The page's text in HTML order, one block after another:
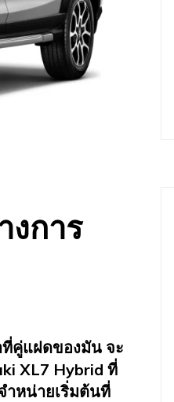
งการ
ที่คู่แฝดของมัน จะ
XL7 Hybrid ที่
ำหน่ายเริ่มต้นที่